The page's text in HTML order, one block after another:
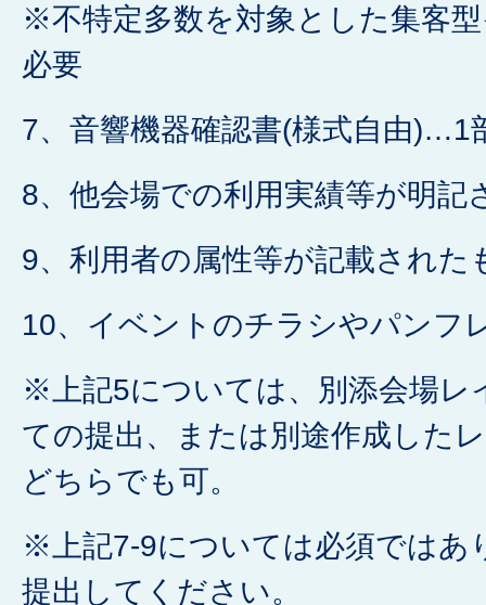
※不特定多数を対象とした集客
必要
7、音響機器確認書(様式自由)…1
8、他会場での利用実績等が明
9、利用者の属性等が記載され
10、イベントのチラシやパンフ
※上記5については、別添会場レ
ての提出、または別途作成した
どちらでも可。
※上記7-9については必須ではあ
提出してください。